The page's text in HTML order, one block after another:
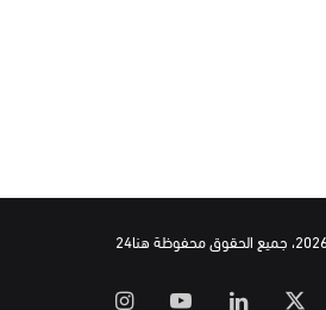
فيسبوك لينكدإن ‫YouTube